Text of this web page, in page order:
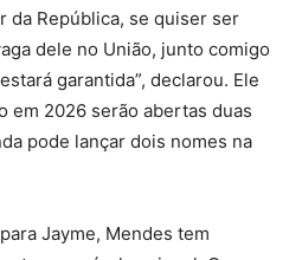
da República, se quiser ser
dele no União, junto comigo
garantida”, declarou. Ele
em 2026 serão abertas duas
pode lançar dois nomes na
Jayme, Mendes tem